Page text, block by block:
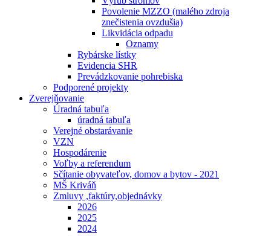
Povolenie MZZO (malého zdroja
znečistenia ovzdušia)
Likvidácia odpadu
Oznamy
Rybárske lístky
Evidencia SHR
Prevádzkovanie pohrebiska
Podporené projekty
Zverejňovanie
Úradná tabuľa
úradná tabuľa
Verejné obstarávanie
VZN
Hospodárenie
Voľby a referendum
Sčítanie obyvateľov, domov a bytov - 2021
MŠ Kriváň
Zmluvy ,faktúry,objednávky
2026
2025
2024